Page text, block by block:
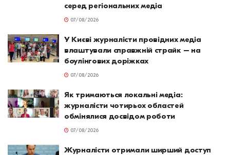
серед регіональних медіа
07/08/2026
У Києві журналісти провідних медіа
влаштували справжній страйк – на
боулінгових доріжках
07/08/2026
Як тримаються локальні медіа:
журналісти чотирьох областей
обмінялися досвідом роботи
07/08/2026
Журналісти отримали ширший доступ